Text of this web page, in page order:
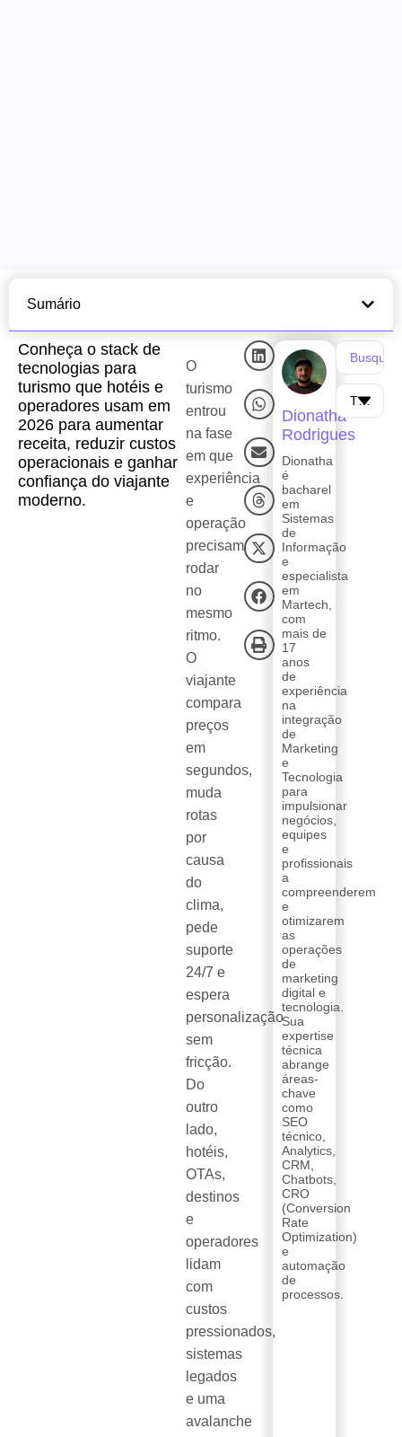
Conheça o stack de
tecnologias para
turismo que hotéis e
operadores usam em
2026 para aumentar
receita, reduzir custos
operacionais e ganhar
confiança do viajante
moderno.
O
turismo
entrou
na fase
em que
experiência
e
operação
precisam
rodar
no
mesmo
ritmo.
O
viajante
compara
preços
em
segundos,
muda
rotas
por
causa
do
clima,
pede
suporte
24/7 e
espera
personalização
sem
fricção.
Do
outro
lado,
hotéis,
OTAs,
destinos
e
operadores
lidam
com
custos
pressionados,
sistemas
legados
e uma
avalanche
Dionatha
Rodrigues
Dionatha
é
bacharel
em
Sistemas
de
Informação
e
especialista
em
Martech,
com
mais de
17
anos
de
experiência
na
integração
de
Marketing
e
Tecnologia
para
impulsionar
negócios,
equipes
e
profissionais
a
compreenderem
e
otimizarem
as
operações
de
marketing
digital e
tecnologia.
Sua
expertise
técnica
abrange
áreas-
chave
como
SEO
técnico,
Analytics,
CRM,
Chatbots,
CRO
(Conversion
Rate
Optimization)
e
automação
de
processos.
Sumário